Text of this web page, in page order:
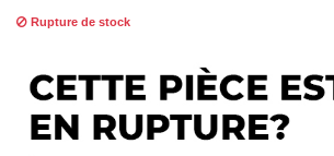
Rupture de stock